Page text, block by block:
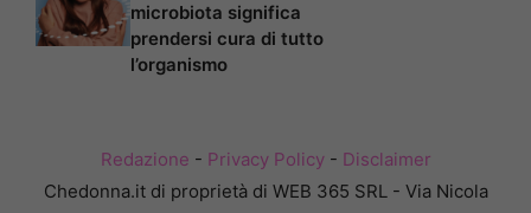
microbiota significa
prendersi cura di tutto
l’organismo
Redazione - Privacy Policy- Disclaimer
Chedonna.it di proprietà di WEB 365 SRL - Via Nicola